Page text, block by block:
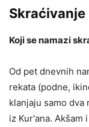
Skraćivanje
Koji se namazi
Od pet dnevnih
rekata (podne,
klanjaju samo dva
iz Kur'ana. Akšam